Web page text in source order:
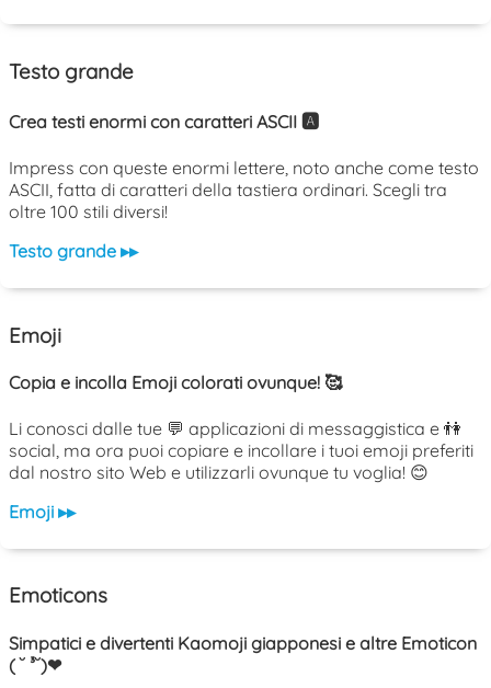
Testo grande
Crea testi enormi con caratteri ASCII 🅰️
Impress con queste enormi lettere, noto anche come testo
ASCII, fatta di caratteri della tastiera ordinari. Scegli tra
oltre 100 stili diversi!
Testo grande ▸▸
Emoji
Copia e incolla Emoji colorati ovunque! 🥰
Li conosci dalle tue 💬 applicazioni di messaggistica e 👫
social, ma ora puoi copiare e incollare i tuoi emoji preferiti
dal nostro sito Web e utilizzarli ovunque tu voglia! 😊
Emoji ▸▸
Emoticons
Simpatici e divertenti Kaomoji giapponesi e altre Emoticon
( ˘ ³˘)❤